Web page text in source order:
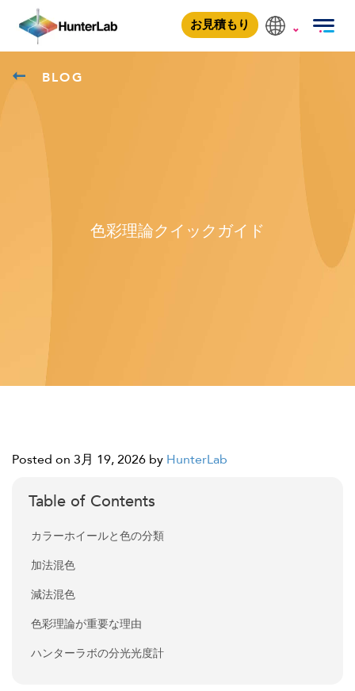
お見積もり
BLOG
色彩理論クイックガイド
Posted on 3月 19, 2026 by HunterLab
Table of Contents
カラーホイールと色の分類
加法混色
減法混色
色彩理論が重要な理由
ハンターラボの分光光度計